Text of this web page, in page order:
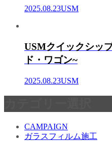
2025.08.23USM
USMクイックシッ
ド・ワゴン~
2025.08.23USM
CAMPAIGN
ガラスフィルム施工